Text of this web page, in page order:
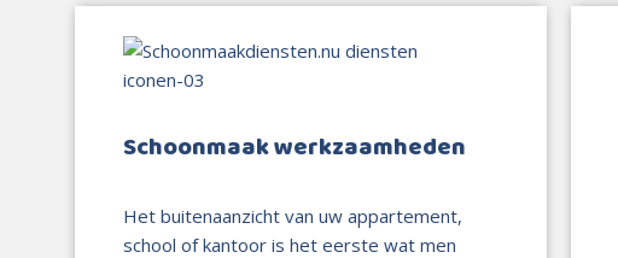
Schoonmaak werkzaamheden
Het buitenaanzicht van uw appartement,
school of kantoor is het eerste wat men